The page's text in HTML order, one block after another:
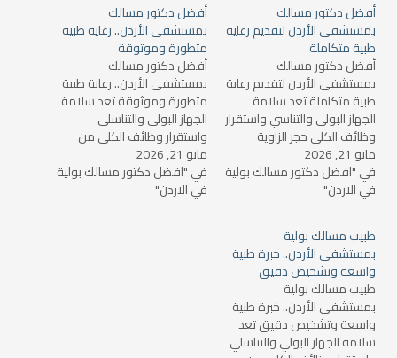
أفضل دكتور مسالك
بمستشفى الأردن لتقديم رعاية
طبية متكاملة
أفضل دكتور مسالك
بمستشفى الأردن لتقديم رعاية
طبية متكاملة تعد سلامة
الجهاز البولي والتناسي واستقرار
وظائف الكلى حجر الزاوية
للحفاظ على الحيوية والنشاط
البدني؛ إذ تتطلب اضطرابات
حصى الكلى، وتضخم البروستاتا،
وتدخلاً طبياً متطوراً. إن التهاون
في مراجعة الأطباء
المتخصصين عند ظهور
الأعراض…
مايو 21, 2026
في "افضل دكتور مسالك بولية
في الاردن"
أفضل دكتور مسالك
بمستشفى الأردن.. رعاية طبية
متطورة وموثوقة
أفضل دكتور مسالك
بمستشفى الأردن.. رعاية طبية
متطورة وموثوقة تعد سلامة
الجهاز البولي والتناسلي
واستقرار وظائف الكلى من
الركائز الأساسية للحفاظ على
الحيوية والنشاط البدني
اليومي؛ إذ تتطلب اضطرابات
مايو 21, 2026
في "افضل دكتور مسالك بولية
في الاردن"
طبيب مسالك بولية
بمستشفى الأردن.. خبرة طبية
واسعة وتشخيص دقيق
طبيب مسالك بولية
بمستشفى الأردن.. خبرة طبية
واسعة وتشخيص دقيق تعد
سلامة الجهاز البولي والتناسلي